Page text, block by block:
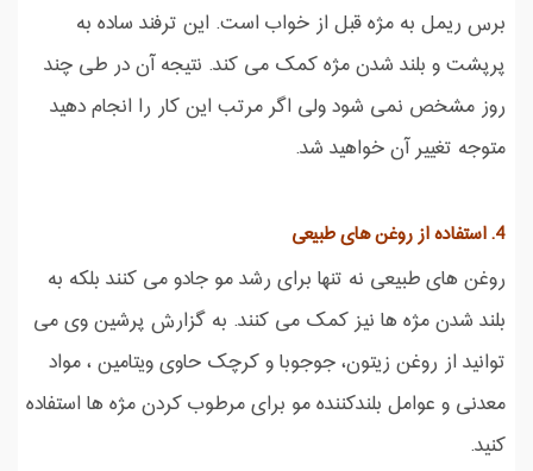
برس ریمل به مژه قبل از خواب است. این ترفند ساده به
پرپشت و بلند شدن مژه کمک می کند. نتیجه آن در طی چند
روز مشخص نمی شود ولی اگر مرتب این کار را انجام دهید
متوجه تغییر آن خواهید شد.
4. استفاده از روغن های طبیعی
روغن های طبیعی نه تنها برای رشد مو جادو می کنند بلکه به
بلند شدن مژه ها نیز کمک می کنند. به گزارش پرشین وی می
توانید از روغن زیتون، جوجوبا و کرچک حاوی ویتامین ، مواد
معدنی و عوامل بلندکننده مو برای مرطوب کردن مژه ها استفاده
کنید.